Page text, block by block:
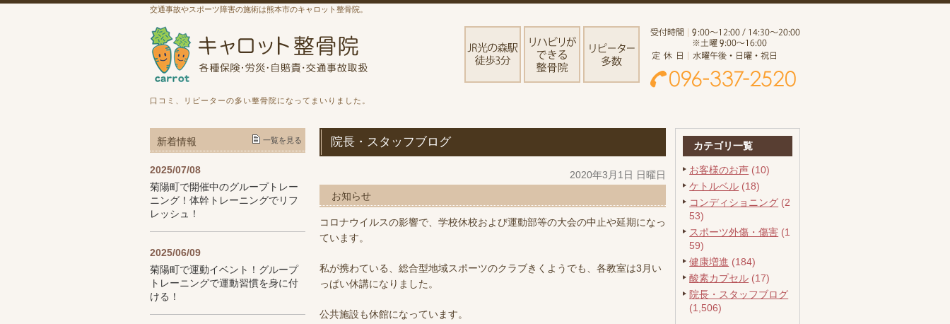
交通事故やスポーツ障害の施術は熊本市のキャロット整骨院。
口コミ、リピーターの多い整骨院になってまいりました。
院長・スタッフブログ
2020年3月1日 日曜日
お知らせ
コロナウイルスの影響で、学校休校および運動部等の大会の中止や延期になっ
ています。
私が携わている、総合型地域スポーツのクラブきくようでも、各教室は3月い
っぱい休講になりました。
公共施設も休館になっています。
カテゴリ一覧
お客様のお声 (10)
ケトルベル (18)
コンディショニング (2
53)
スポーツ外傷・傷害 (1
59)
健康増進 (184)
酸素カプセル (17)
院長・スタッフブログ
(1,506)
新着情報 一覧を見る
2025/07/08
菊陽町で開催中のグループトレー
ニング！体幹トレーニングでリフ
レッシュ！
2025/06/09
菊陽町で運動イベント！グループ
トレーニングで運動習慣を身に付
ける！